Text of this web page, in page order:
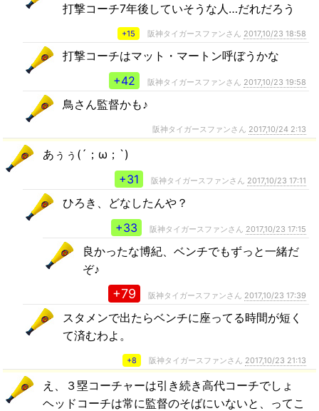
打撃コーチ7年後していそうな人…だれだろう
+15 阪神タイガースファンさん 2017,10/23 18:58
打撃コーチはマット・マートン呼ぼうかな
+42
阪神タイガースファンさん 2017,10/23 19:58
鳥さん監督かも♪
阪神タイガースファンさん 2017,10/24 2:13
あぅぅ(´；ω；`)
+31
阪神タイガースファンさん 2017,10/23 17:11
ひろき、どなしたんや？
+33
阪神タイガースファンさん 2017,10/23 17:15
良かったな博紀、ベンチでもずっと一緒だ
ぞ♪
+79 阪神タイガースファンさん 2017,10/23 17:39
スタメンで出たらベンチに座ってる時間が短く
て済むわよ。
+8 阪神タイガースファンさん 2017,10/23 21:13
え、３塁コーチャーは引き続き高代コーチでしょ
ヘッドコーチは常に監督のそばにいないと、ってこ